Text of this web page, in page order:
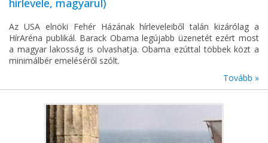
hírlevele, magyarul)
Az USA elnöki Fehér Házának hírleveleiből talán kizárólag a
HírAréna publikál. Barack Obama legújabb üzenetét ezért most
a magyar lakosság is olvashatja. Obama ezúttal többek közt a
minimálbér emeléséről szólt.
Tovább »